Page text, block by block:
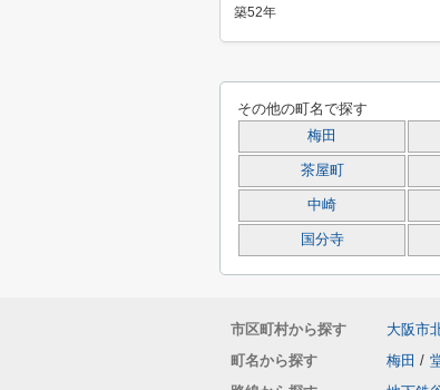
築52年
その他の町名で探す
梅田
茶屋町
中崎
国分寺
市区町村から探す 大阪市
町名から探す
梅田 /